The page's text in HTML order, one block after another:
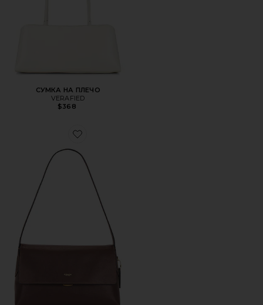
СУМКА НА ПЛЕЧО
VERAFIED
$368
Favorite СУМКА CHELSEA